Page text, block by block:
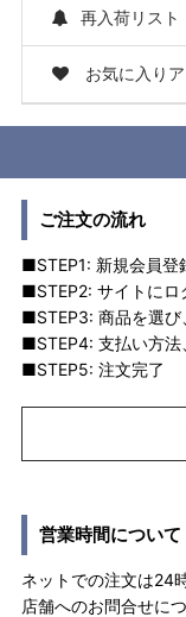
再入荷リスト
お気に入り
ご注文の流れ
■STEP1: 新規会員登
■STEP2: サイトにロ
■STEP3: 商品を選び
■STEP4: 支払い方法
■STEP5: 注文完了
営業時間について
ネットでの注文は24
店舗へのお問合せに